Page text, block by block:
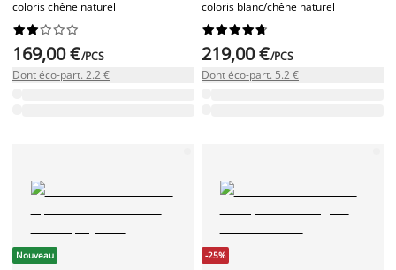
coloris chêne naturel






169,00 €/PCS
Dont éco-part. 2.2 €
coloris blanc/chêne naturel






219,00 €/PCS
Dont éco-part. 5.2 €
Nouveau -25%